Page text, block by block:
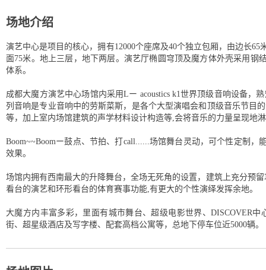
场地介绍
演艺中心是项目的核心，拥有12000个座席及40个独立包厢，由边长
面75米。地上三层，地下两层。演艺厅椭圆穹顶及魔方体外壳采用钢
体系。
成都大魔方演艺中心场馆内采用Lー acoustics k1世界顶级音响设备，
列音响是专业音响中的劳斯菜斯，是各个大型演唱会和顶级音乐节目
等，加上室内场馆建筑的声学材料设计构造等,会将音乐的力量呈现地
Boom~~Boomー鼓点、节拍、打call......场馆舞台灵动，可个性定制，
效果。
场馆内拥有西南最大的升降舞台，全场无死角的设置，建筑上充分预
看台的演艺和环形看台的体育赛事功能,有更大的个性演绎发挥余地。
大魔方内丰富多彩，里面有城市舞台、超级电影世界、DISCOVER中
街、超星级酒店及写字楼、配套高档公寓等，总地下停车位近5000辆。